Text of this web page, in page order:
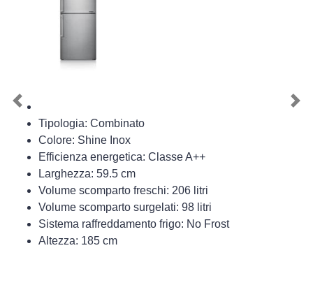
Tipologia: Combinato
Colore: Shine Inox
Efficienza energetica: Classe A++
Larghezza: 59.5 cm
Volume scomparto freschi: 206 litri
Volume scomparto surgelati: 98 litri
Sistema raffreddamento frigo: No Frost
Altezza: 185 cm
Previous